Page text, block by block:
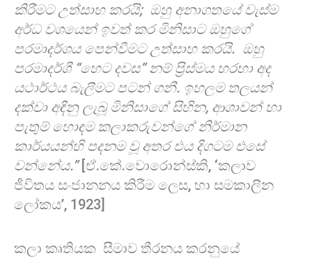
කිරීමට උත්සාහ කරයි; ඔහු අනාගතයේ වැස්ම
අර්ධ වශයෙන් ඉවත් කර මිනිසාට ඔහුගේ
පරමාදර්ශය පෙන්වීමට උත්සාහ කරයි. ඔහු
පරමාදර්ශී “හෙට දවස” නම් ප්‍රිස්මය හරහා අද
යථාර්ථය බැලීමට පටන් ගනී. ඉහලම තලයන්
දක්වා අඳිනු ලැබූ මිනිසාගේ සිහින, ආශාවන් හා
පැතුම් හොඳම කලාකරුවන්ගේ නිර්මාන
කාර්යයන්හි පදනම වූ අතර එය දිගටම එසේ
වන්නේය.”[ඒ.කේ.වොරොන්ස්කි, ‘කලාව
ජීවිතය සංජානනය කිරීම ලෙස, හා සමකාලීන
ලෝකය’, 1923]
කලා කෘතියක සීමාව තීරනය කරනුයේ